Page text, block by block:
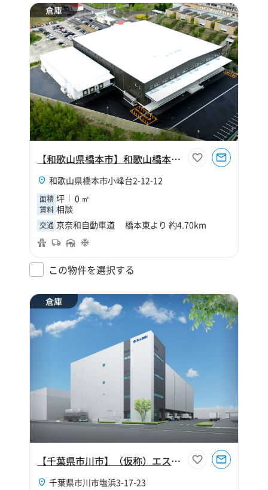
倉庫
【和歌山県橋本市】和歌山橋本物流センター（寄託）
和歌山県橋本市小峰台2-12-12
面積 坪 0 ㎡
賃料 相談
交通 京奈和自動車道 橋本東より 約4.70km
この物件を選択する
倉庫
【千葉県市川市】（仮称）エスロジ市川Ⅱ期
千葉県市川市塩浜3-17-23